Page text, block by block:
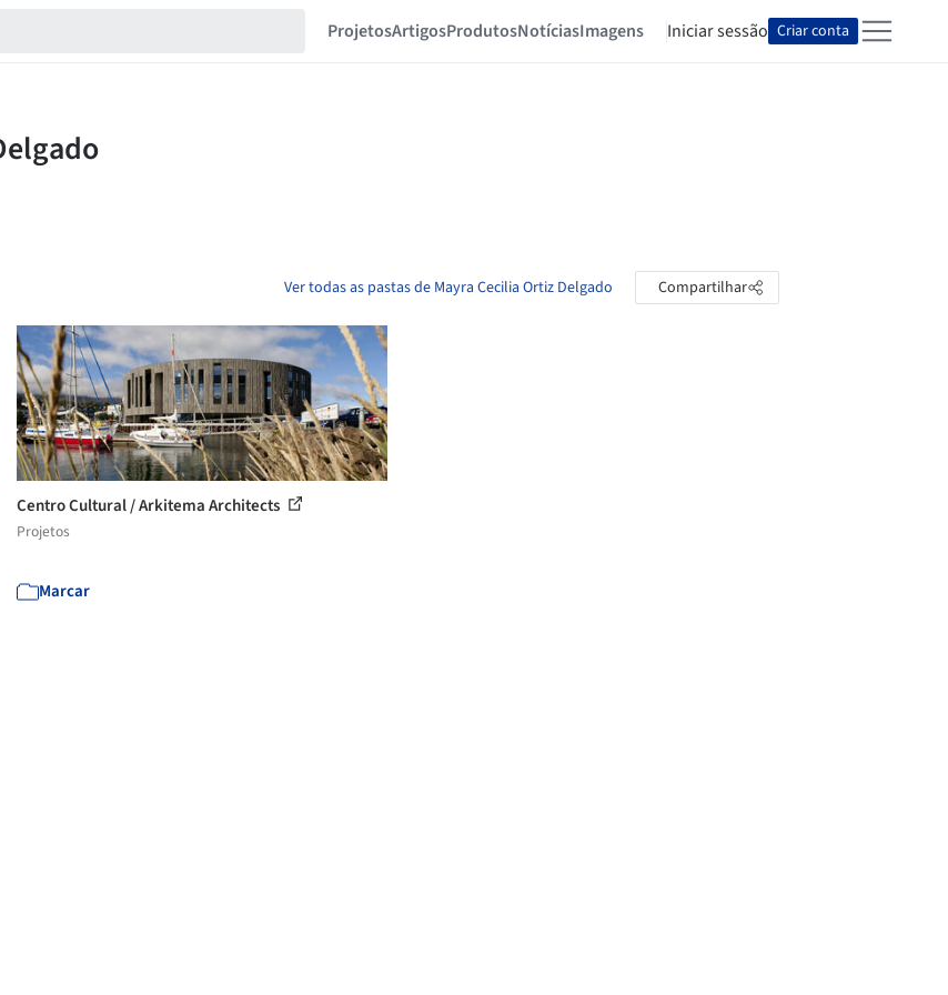
ProjetosArtigosProdutosNotíciasImagens Iniciar sessão Criar conta
Ver todas as pastas de Mayra Cecilia Ortiz Delgado Compartilhar
Centro Cultural / Arkitema Architects
Projetos
Marcar